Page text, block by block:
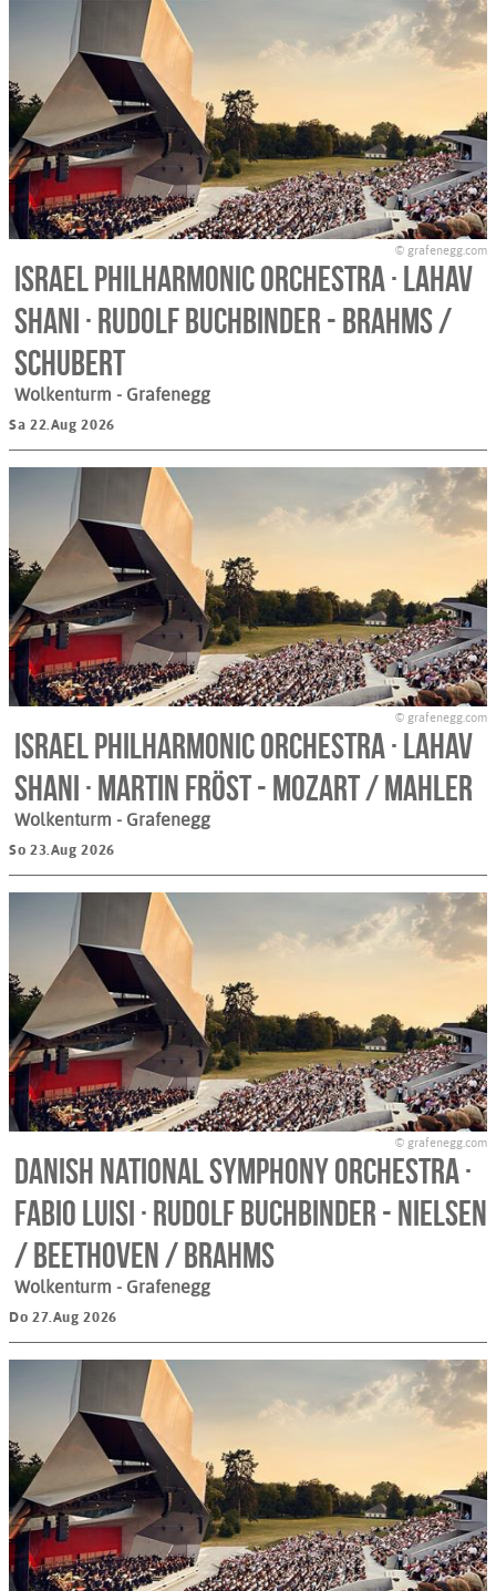
© grafenegg.com
Israel Philharmonic Orchestra · Lahav
Shani · Rudolf Buchbinder - BRAHMS /
SCHUBERT
Wolkenturm - Grafenegg
Sa 22.Aug 2026
© grafenegg.com
Israel Philharmonic Orchestra · Lahav
Shani · Martin Fröst - MOZART / MAHLER
Wolkenturm - Grafenegg
So 23.Aug 2026
© grafenegg.com
Danish National Symphony Orchestra ·
Fabio Luisi · Rudolf Buchbinder - NIELSEN
/ BEETHOVEN / BRAHMS
Wolkenturm - Grafenegg
Do 27.Aug 2026